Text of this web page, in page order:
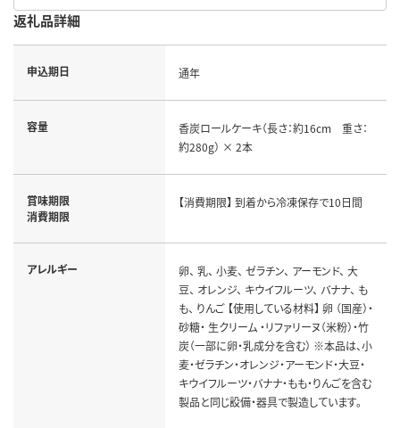
返礼品詳細
申込期日 通年
容量
香炭ロールケーキ（長さ：約16cm 重さ：
約280g） × 2本
賞味期限
消費期限
【消費期限】 到着から冷凍保存で10日間
アレルギー
卵、 乳、 小麦、 ゼラチン、 アーモンド、 大
豆、 オレンジ、 キウイフルーツ、 バナナ、 も
も、 りんご 【使用している材料】 卵 （国産）・
砂糖・ 生クリーム ・リファリーヌ（米粉）・竹
炭（一部に卵・乳成分を含む） ※本品は、小
麦・ゼラチン・オレンジ・アーモンド・大豆・
キウイフルーツ・バナナ・もも・りんごを含む
製品と同じ設備・器具で製造しています。